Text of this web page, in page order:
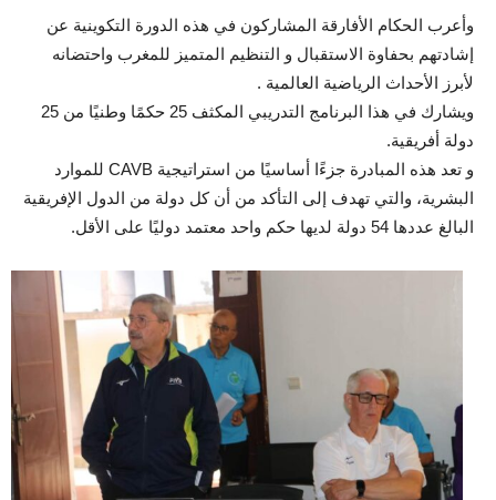
وأعرب الحكام الأفارقة المشاركون في هذه الدورة التكوينية عن
إشادتهم بحفاوة الاستقبال و التنظيم المتميز للمغرب واحتضانه
لأبرز الأحداث الرياضية العالمية .
ويشارك في هذا البرنامج التدريبي المكثف 25 حكمًا وطنيًا من 25
دولة أفريقية.
و تعد هذه المبادرة جزءًا أساسيًا من استراتيجية CAVB للموارد
البشرية، والتي تهدف إلى التأكد من أن كل دولة من الدول الإفريقية
البالغ عددها 54 دولة لديها حكم واحد معتمد دوليًا على الأقل.